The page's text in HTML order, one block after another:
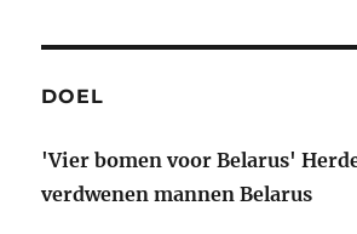
DOEL
'Vier bomen voor Belarus'
verdwenen mannen Belarus